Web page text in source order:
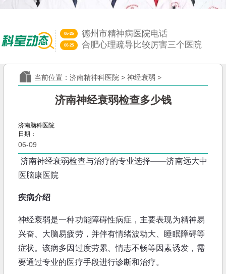
06-26 德州市精神病医院电话
06-25 合肥心理疏导比较厉害三个医院
心理障碍和精神病啥区别？济南精
05-29 山东治失眠比较好的中医大夫
当前位置：济南精神科医院 >神经衰弱 >
济南神经衰弱检查多少钱
济南脑科医院
日期：
06-09
济南神经衰弱检查与治疗的专业选择——济南远大中
医脑康医院
疾病介绍
神经衰弱是一种功能障碍性病症，主要表现为精神易
兴奋、大脑易疲劳，并伴有情绪波动大、睡眠障碍等
症状。该病多因过度劳累、情志不畅等因素诱发，需
要通过专业的医疗手段进行诊断和治疗。